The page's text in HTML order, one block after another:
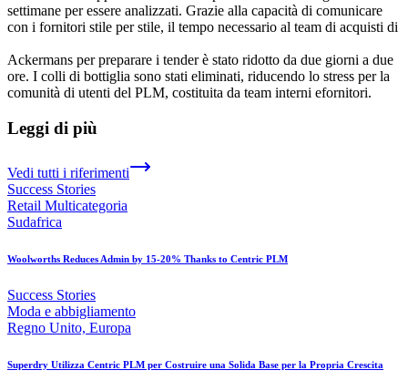
settimane per essere analizzati. Grazie alla capacità di comunicare
con i fornitori stile per stile, il tempo necessario al team di acquisti di
Ackermans per preparare i tender è stato ridotto da due giorni a due
ore. I colli di bottiglia sono stati eliminati, riducendo lo stress per la
comunità di utenti del PLM, costituita da team interni efornitori.
Leggi di più
Vedi tutti i riferimenti
Success Stories
Retail Multicategoria
Sudafrica
Woolworths Reduces Admin by 15-20% Thanks to Centric PLM
Success Stories
Moda e abbigliamento
Regno Unito, Europa
Superdry Utilizza Centric PLM per Costruire una Solida Base per la Propria Crescita